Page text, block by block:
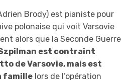
Brody) est pianiste pour
polonaise qui voit Varsovie
alors que la Seconde Guerre
est contraint
de Varsovie, mais est
famille lors de l’opération